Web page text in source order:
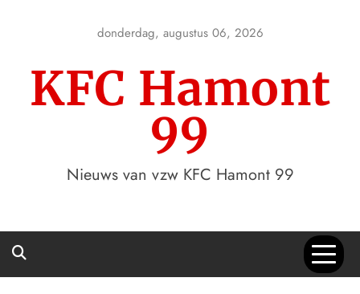
donderdag, augustus 06, 2026
KFC Hamont
99
Nieuws van vzw KFC Hamont 99